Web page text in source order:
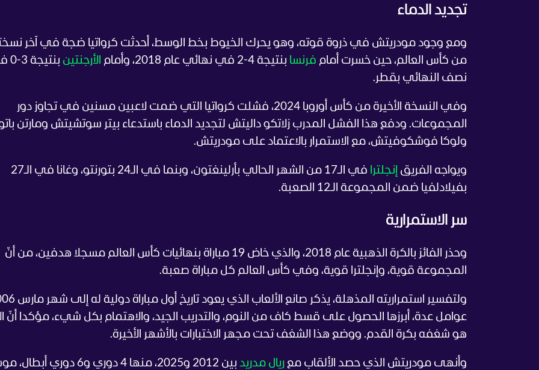
تجديد الدماء
ومع وجود مودريتش في ذروة قوته، وهو يحرك الخيوط بخط الوسط، أحدثت كرواتيا ضجة في آخر
من كأس العالم، حين خسرت أمام فرنسا بنتيجة 4-2 في نهائي عام 2018، وأمام الأرجنتين
نصف النهائي بقطر.
وفي النسخة الأخيرة من كأس أوروبا 2024، فشلت كرواتيا التي ضمت لاعبين مسنين في تجاوز دور
المجموعات. ودفع هذا الفشل المدرب زلاتكو داليتش لتجديد الدماء باستدعاء بيتر سوتشيتش ومارتن
ولوكا فوشكوفيتش، مع الاستمرار بالاعتماد على مودريتش.
ويواجه الفريق إنجلترا
في الـ17 من الشهر الحالي بأرلينغتون، وبنما في الـ24 بتورنتو، وغانا في الـ27
بفيلادلفيا ضمن المجموعة الـ12 الصعبة.
سر الاستمرارية
وحذر الفائز بالكرة الذهبية عام 2018، والذي خاض 19 مباراة بنهائيات كأس العالم مسجلا هدفين، من أنّ
المجموعة قوية، وإنجلترا قوية، وفي كأس العالم كل مباراة صعبة.
ولتفسير استمراريته المذهلة، يذكر صانع الألعاب
عوامل عدة، أبرزها الحصول على قسط كاف من النوم، والتدريب الجيد، والاهتمام بكل شيء، مؤكدا أنّ
هو شغفه بكرة القدم. ووضع هذا الشغف تحت مجهر الاختبارات بالأشهر الأخيرة.
وأنهى مودريتش الذي حصد الألقاب مع ريال مدريد
بين 2012 و2025، منها 4 دوري و6 دوري